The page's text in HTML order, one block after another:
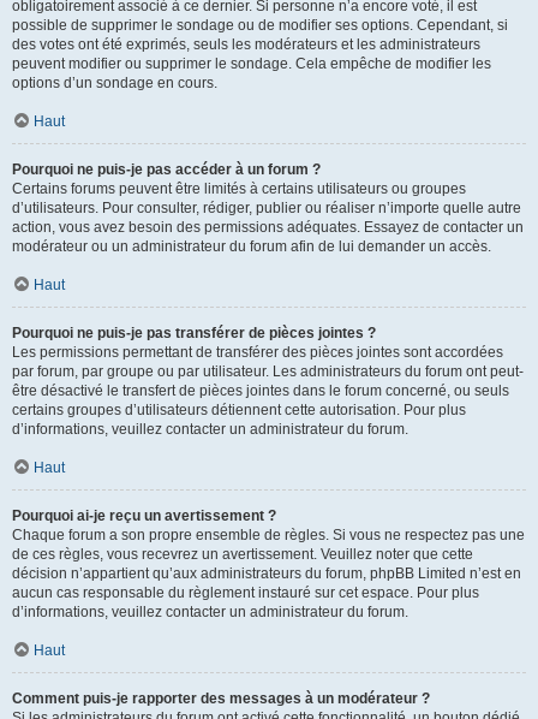
obligatoirement associé à ce dernier. Si personne n’a encore voté, il est
possible de supprimer le sondage ou de modifier ses options. Cependant, si
des votes ont été exprimés, seuls les modérateurs et les administrateurs
peuvent modifier ou supprimer le sondage. Cela empêche de modifier les
options d’un sondage en cours.
Haut
Pourquoi ne puis-je pas accéder à un forum ?
Certains forums peuvent être limités à certains utilisateurs ou groupes
d’utilisateurs. Pour consulter, rédiger, publier ou réaliser n’importe quelle autre
action, vous avez besoin des permissions adéquates. Essayez de contacter un
modérateur ou un administrateur du forum afin de lui demander un accès.
Haut
Pourquoi ne puis-je pas transférer de pièces jointes ?
Les permissions permettant de transférer des pièces jointes sont accordées
par forum, par groupe ou par utilisateur. Les administrateurs du forum ont peut-
être désactivé le transfert de pièces jointes dans le forum concerné, ou seuls
certains groupes d’utilisateurs détiennent cette autorisation. Pour plus
d’informations, veuillez contacter un administrateur du forum.
Haut
Pourquoi ai-je reçu un avertissement ?
Chaque forum a son propre ensemble de règles. Si vous ne respectez pas une
de ces règles, vous recevrez un avertissement. Veuillez noter que cette
décision n’appartient qu’aux administrateurs du forum, phpBB Limited n’est en
aucun cas responsable du règlement instauré sur cet espace. Pour plus
d’informations, veuillez contacter un administrateur du forum.
Haut
Comment puis-je rapporter des messages à un modérateur ?